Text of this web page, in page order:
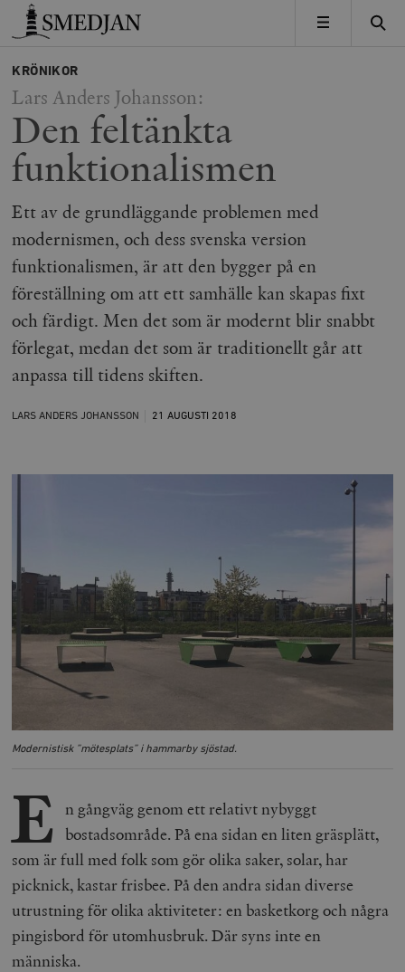
Timbro
MENY
KRÖNIKOR
Lars Anders Johansson:
Den feltänkta
funktionalismen
Ett av de grundläggande problemen med
modernismen, och dess svenska version
funktionalismen, är att den bygger på en
föreställning om att ett samhälle kan skapas fixt
och färdigt. Men det som är modernt blir snabbt
förlegat, medan det som är traditionellt går att
anpassa till tidens skiften.
LARS ANDERS JOHANSSON 21 AUGUSTI 2018
Modernistisk ”mötesplats” i hammarby sjöstad.
E
n gångväg genom ett relativt nybyggt
bostadsområde. På ena sidan en liten gräsplätt,
som är full med folk som gör olika saker, solar, har
picknick, kastar frisbee. På den andra sidan diverse
utrustning för olika aktiviteter: en basketkorgochnågra
pingisbord för utomhusbruk. Där syns inte en
människa.